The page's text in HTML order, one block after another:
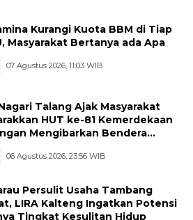
Kurangi Kuota BBM di Tiap
Masyarakat Bertanya ada Apa
07 Agustus 2026, 11:03 WIB
Talang Ajak Masyarakat
HUT ke-81 Kemerdekaan
Mengibarkan Bendera
06 Agustus 2026, 23:56 WIB
Persulit Usaha Tambang
LIRA Kalteng Ingatkan Potensi
Tingkat Kesulitan Hidup